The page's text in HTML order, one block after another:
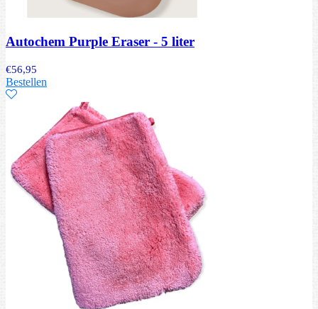
Autochem Purple Eraser - 5 liter
€56,95
Bestellen